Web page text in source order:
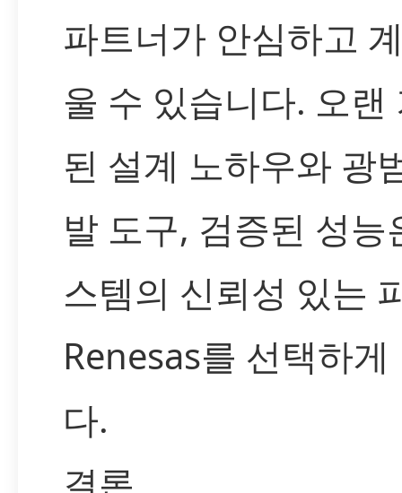
파트너가 안심하고
울 수 있습니다. 오랜
된 설계 노하우와 광
발 도구, 검증된 성능
스템의 신뢰성 있는
Renesas를 선택하
다.
결론